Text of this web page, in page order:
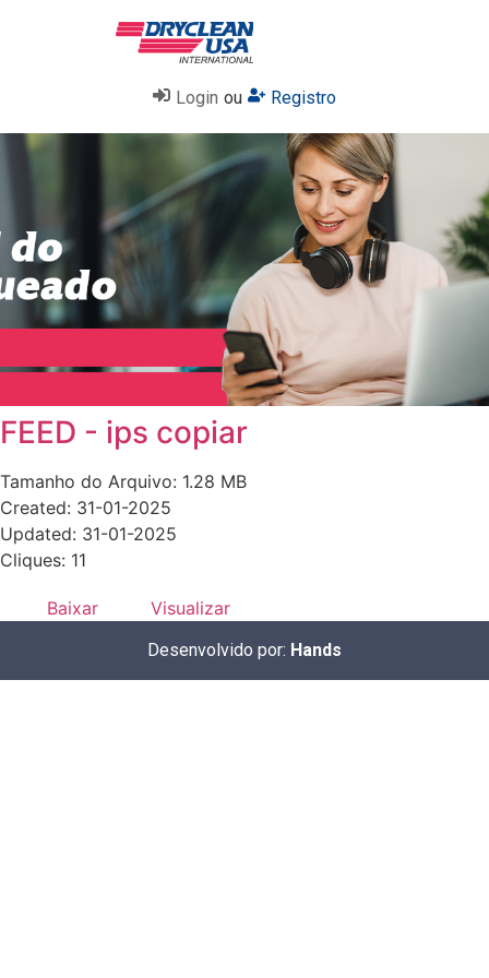
Login ou Registro
FEED - ips copiar
Tamanho do Arquivo: 1.28 MB
Created: 31-01-2025
Updated: 31-01-2025
Cliques: 11
Baixar Visualizar
Desenvolvido por: Hands